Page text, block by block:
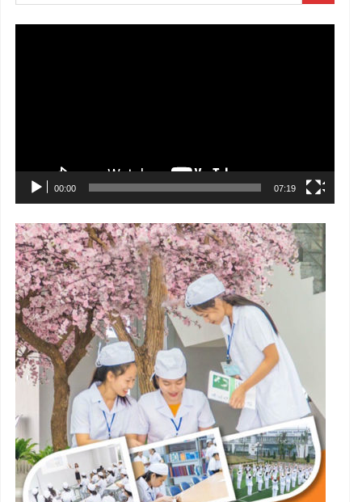
00:00 07:19